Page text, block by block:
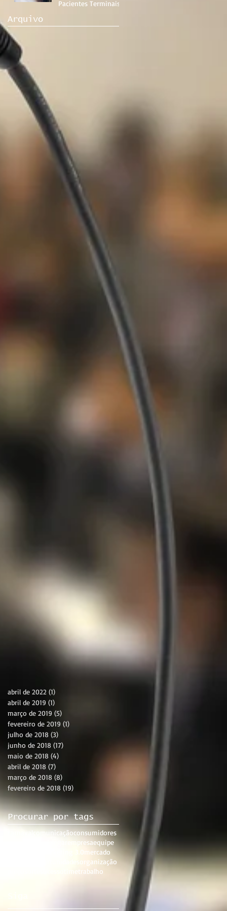
Pacientes Terminais
Arquivo
abril de 2022 (1)
abril de 2019 (1)
março de 2019 (5)
fevereiro de 2019 (1)
julho de 2018 (3)
junho de 2018 (17)
maio de 2018 (4)
abril de 2018 (7)
março de 2018 (8)
fevereiro de 2018 (19)
Procurar por tags
carnavalcomunicaçãoconsumidores
empresaequipe
marketing 3.0mercado
organização
trabalho